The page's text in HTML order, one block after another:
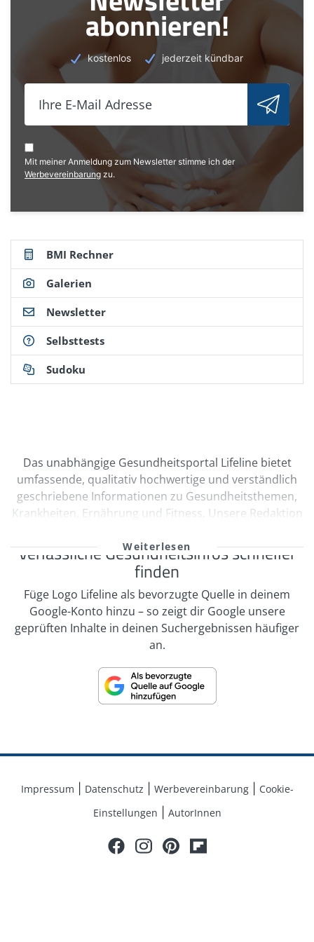
abonnieren!
kostenlos jederzeit kündbar
Mit meiner Anmeldung zum Newsletter stimme ich der
Werbevereinbarung zu.
BMI Rechner
Galerien
Newsletter
Selbsttests
Sudoku
Das unabhängige Gesundheitsportal Lifeline bietet
umfassende, qualitativ hochwertige und verständlich
geschriebene Informationen zu Gesundheitsthemen,
Krankheiten, Ernährung und Fitness. Unsere Redaktion
kontinuierlichen Erstellung und Qualitätssicherung
unserer Inhalte unterstützt. Viele unserer
Informationen sind multimedial mit Videos und
informativen Bildergalerien aufbereitet. Zahlreiche
Selbsttests regen zur Interaktion an. In unserem
Expertenrat und Foren zu verschiedenen
Themenbereichen können die Nutzer von Lifeline mit
Experten Themen diskutieren oder sich auch mit
anderen Nutzern austauschen. Unsere Informationen
sollen keinesfalls als Ersatz für einen Arztbesuch
dienen daher nicht der eigenmächtigen
Diagnosestellung sowie Behandlung.
Verlässliche Gesundheitsinfos schneller
finden
Füge Logo Lifeline als bevorzugte Quelle in deinem
Google-Konto hinzu – so zeigt dir Google unsere
geprüften Inhalte in deinen Suchergebnissen häufiger
an.
Impressum Datenschutz Werbevereinbarung
Cookie-
Einstellungen
AutorInnen